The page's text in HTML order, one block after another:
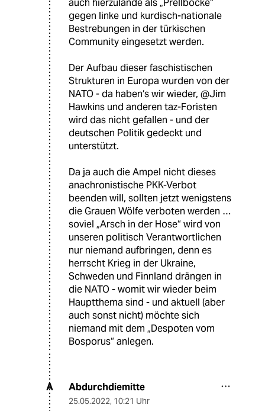
auch hierzulande als „Prellböcke“
gegen linke und kurdisch-nationale
Bestrebungen in der türkischen
Community eingesetzt werden.
Der Aufbau dieser faschistischen
Strukturen in Europa wurden von der
NATO - da haben‘s wir wieder, @Jim
Hawkins und anderen taz-Foristen
wird das nicht gefallen - und der
deutschen Politik gedeckt und
unterstützt.
Da ja auch die Ampel nicht dieses
anachronistische PKK-Verbot
beenden will, sollten jetzt wenigstens
die Grauen Wölfe verboten werden …
soviel „Arsch in der Hose“ wird von
unseren politisch Verantwortlichen
nur niemand aufbringen, denn es
herrscht Krieg in der Ukraine,
Schweden und Finnland drängen in
die NATO - womit wir wieder beim
Hauptthema sind - und aktuell (aber
auch sonst nicht) möchte sich
niemand mit dem „Despoten vom
Bosporus“ anlegen.
A Abdurchdiemitte
25.05.2022, 10:21 Uhr